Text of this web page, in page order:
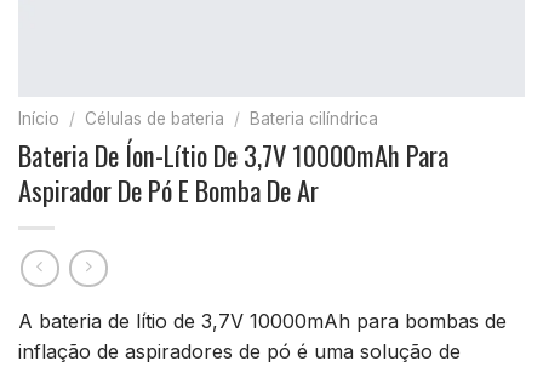
Início / Células de bateria / Bateria cilíndrica
Bateria De Íon-Lítio De 3,7V 10000mAh Para
Aspirador De Pó E Bomba De Ar
A bateria de lítio de 3,7V 10000mAh para bombas de
inflação de aspiradores de pó é uma solução de